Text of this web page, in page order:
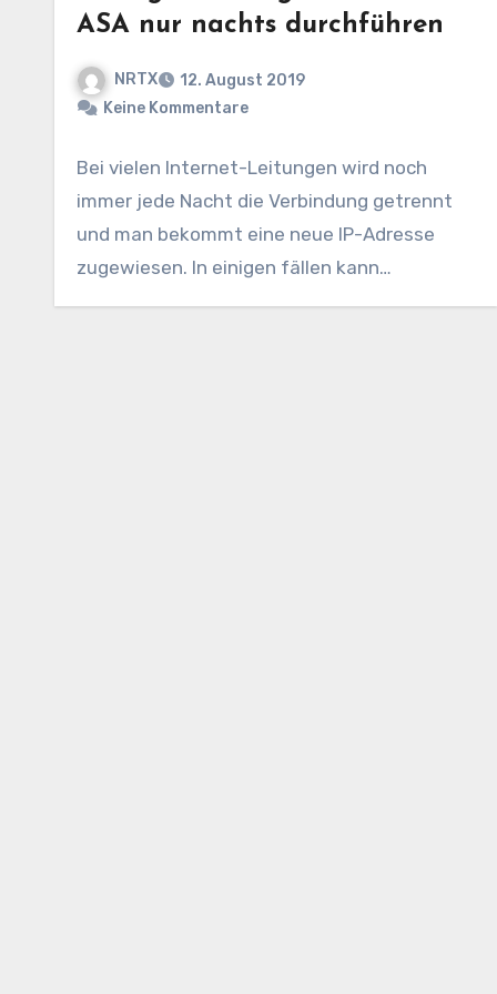
ASA nur nachts durchführen
NRTX
12. August 2019
Keine Kommentare
Bei vielen Internet-Leitungen wird noch
immer jede Nacht die Verbindung getrennt
und man bekommt eine neue IP-Adresse
zugewiesen. In einigen fällen kann…